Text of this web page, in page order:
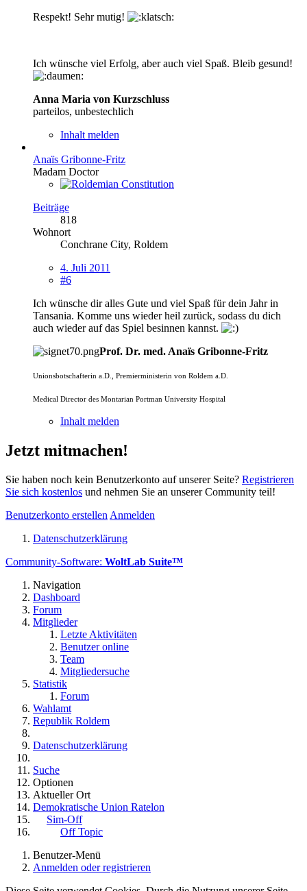
Respekt! Sehr mutig!
Ich wünsche viel Erfolg, aber auch viel Spaß. Bleib gesund!
Anna Maria von Kurzschluss
parteilos, unbestechlich
Inhalt melden
Anaïs Gribonne-Fritz
Madam Doctor
Beiträge
818
Wohnort
Conchrane City, Roldem
4. Juli 2011
#6
Ich wünsche dir alles Gute und viel Spaß für dein Jahr in
Tansania. Komme uns wieder heil zurück, sodass du dich
auch wieder auf das Spiel besinnen kannst.
Prof. Dr. med. Anaïs Gribonne-Fritz
Unionsbotschafterin a.D., Premierministerin von Roldem a.D.
Medical Director des Montarian Portman University Hospital
Inhalt melden
Jetzt mitmachen!
Sie haben noch kein Benutzerkonto auf unserer Seite? Registrieren
Sie sich kostenlos und nehmen Sie an unserer Community teil!
Benutzerkonto erstellen Anmelden
Datenschutzerklärung
Community-Software: WoltLab Suite™
Navigation
Dashboard
Forum
Mitglieder
Letzte Aktivitäten
Benutzer online
Team
Mitgliedersuche
Statistik
Forum
Wahlamt
Republik Roldem
Datenschutzerklärung
Suche
Optionen
Aktueller Ort
Demokratische Union Ratelon
Sim-Off
Off Topic
Benutzer-Menü
Anmelden oder registrieren